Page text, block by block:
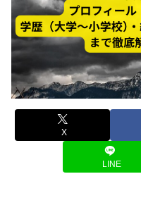
X
LINE